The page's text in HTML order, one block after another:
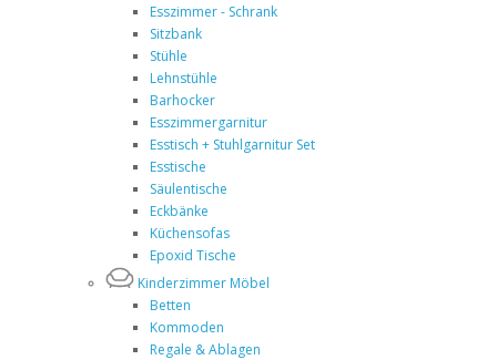
Esszimmer - Schrank
Sitzbank
Stühle
Lehnstühle
Barhocker
Esszimmergarnitur
Esstisch + Stuhlgarnitur Set
Esstische
Säulentische
Eckbänke
Küchensofas
Epoxid Tische
Kinderzimmer Möbel
Betten
Kommoden
Regale & Ablagen